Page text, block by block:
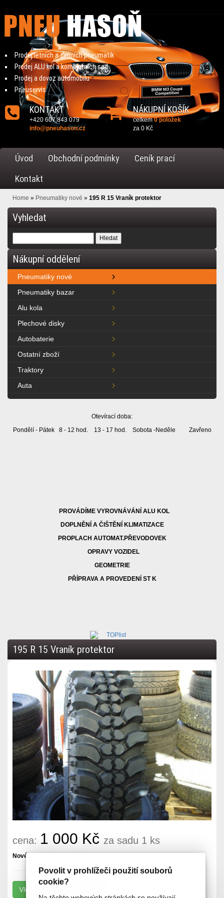
Povolit v prohlížeči použití souborů
cookie?
Prodej letních a zimních pneumatik
Prodej ALU kol a kompletních sad
Prodej a dovoz automobilu
Pneuservis
KONTAKT
+420 607 843 079
info@pneuhason.cz
NÁKUPNÍ KOŠÍK
celkem0 položek
za 0 Kč
Úvod Obchodní podmínky
Ceník prací
Kontakt
Home » Pneumatiky nové » 195 R 15 Vraník protektor
Vyhledat
Nákupní oddělení
Pneumatiky nové
Pneumatiky bazar
Alu kola
Plechové disky
Autobaterie
Ostatní zboží
Traktory
Auta
Otevírací doba:
Pondělí - Pátek 8 - 12 hod. 13 - 17 hod. Sobota -Neděle Zavřeno
PROVÁDÍME VYROVNÁVÁNÍ ALU KOL
DOPLNĚNÍ A ČIŠTĚNÍ KLIMATIZACE
PROPLACH AUTOMAT.PŘEVODOVEK
OPRAVY VOZIDEL
GEOMETRIE
PŘÍPRAVA A PROVEDENÍ ST K
195 R 15 Vraník protektor
cena: 1 000 Kč za sadu 1 ks
Nové pneu II jakost skladem 2 ks